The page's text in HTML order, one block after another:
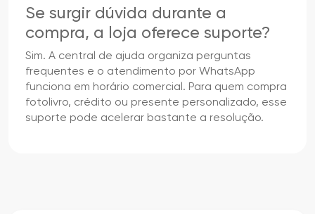
Se surgir dúvida durante a
compra, a loja oferece suporte?
Sim. A central de ajuda organiza perguntas
frequentes e o atendimento por WhatsApp
funciona em horário comercial. Para quem compra
fotolivro, crédito ou presente personalizado, esse
suporte pode acelerar bastante a resolução.